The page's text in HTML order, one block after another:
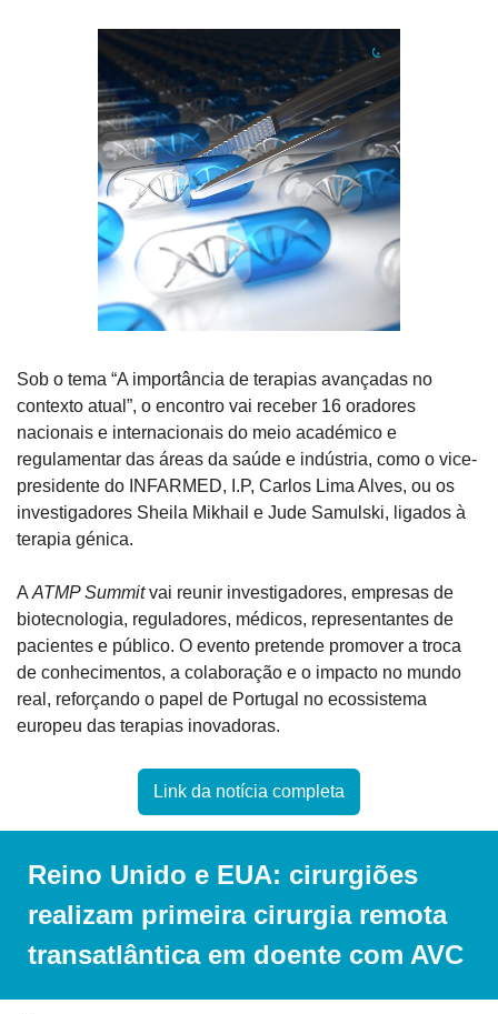
Sob o tema “A importância de terapias avançadas no
contexto atual”, o encontro vai receber 16 oradores
nacionais e internacionais do meio académico e
regulamentar das áreas da saúde e indústria, como o vice-
presidente do INFARMED, I.P, Carlos Lima Alves, ou os
investigadores Sheila Mikhail e Jude Samulski, ligados à
terapia génica.
A ATMP Summit vai reunir investigadores, empresas de
biotecnologia, reguladores, médicos, representantes de
pacientes e público. O evento pretende promover a troca
de conhecimentos, a colaboração e o impacto no mundo
real, reforçando o papel de Portugal no ecossistema
europeu das terapias inovadoras.
Link da notícia completa
Reino Unido e EUA: cirurgiões
realizam primeira cirurgia remota
transatlântica em doente com AVC